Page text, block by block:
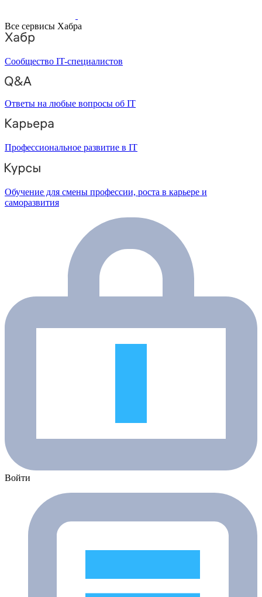
Все сервисы Хабра
Сообщество IT-специалистов
Ответы на любые вопросы об IT
Профессиональное развитие в IT
Обучение для смены профессии, роста в карьере и
саморазвития
Войти